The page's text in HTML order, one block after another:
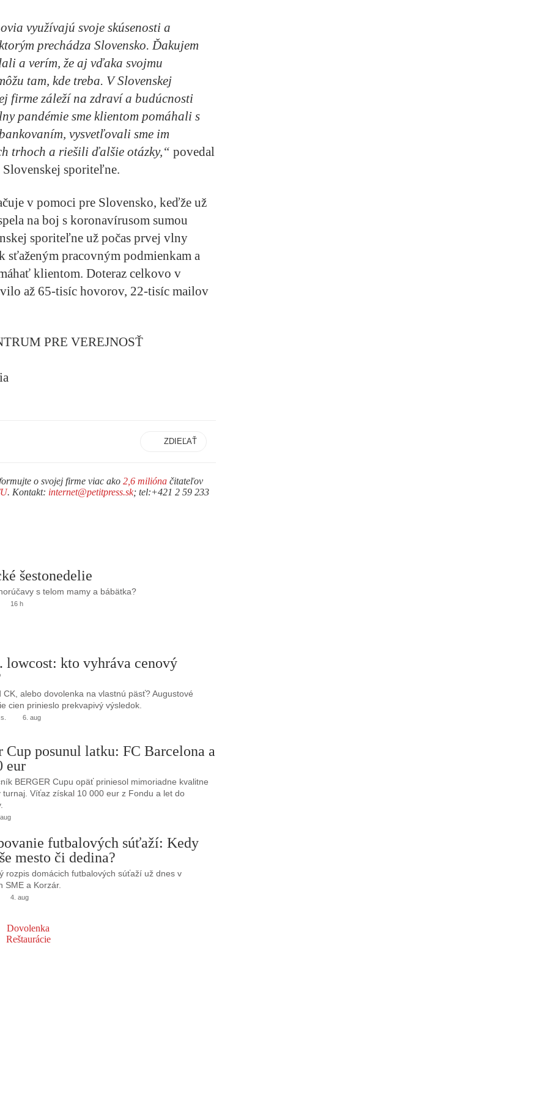
využívajú svoje skúsenosti a
prechádza Slovensko. Ďakujem
a verím, že aj vďaka svojmu
tam, kde treba. V Slovenskej
firme záleží na zdraví a budúcnosti
pandémie sme klientom pomáhali s
vysvetľovali sme im
trhoch a riešili ďalšie otázky,“ povedal
sporiteľne.
v pomoci pre Slovensko, keďže už
na boj s koronavírusom sumou
sporiteľne už počas prvej vlny
sťaženým pracovným podmienkam a
klientom. Doteraz celkovo v
až 65-tisíc hovorov, 22-tisíc mailov
PRE VEREJNOSŤ
ZDIEĽAŤ
o svojej firme viac ako 2,6 milióna čitateľov
. Kontakt: internet@petitpress.sk; tel:+421 2 59 233
šestonedelie
s telom mamy a bábätka?
16 h
lowcost: kto vyhráva cenový
CK, alebo dovolenka na vlastnú päsť? Augustové
cien prinieslo prekvapivý výsledok.
6. aug
Cup posunul latku: FC Barcelona a
eur
BERGER Cupu opäť priniesol mimoriadne kvalitne
turnaj. Víťaz získal 10 000 eur z Fondu a let do
futbalových súťaží: Kedy
mesto či dedina?
rozpis domácich futbalových súťaží už dnes v
SME a Korzár.
4. aug
Dovolenka
Reštaurácie